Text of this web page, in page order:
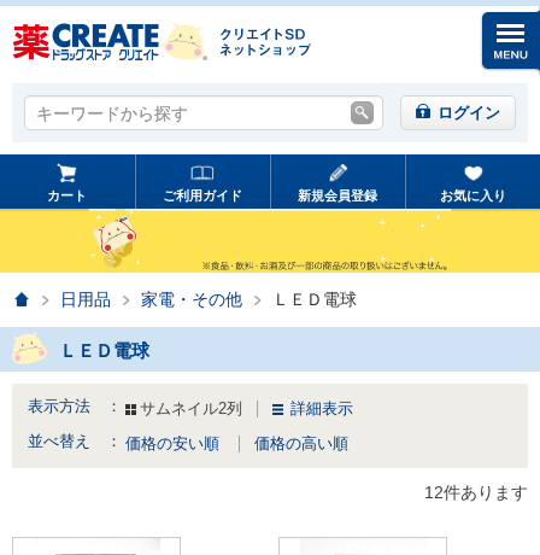
キーワードから探す
キーワードから探す ログイン
カート ご利用ガイド 新規会員登録 お気に入り
ホーム日用品 家電・その他 ＬＥＤ電球
ＬＥＤ電球
表示方法 ： サムネイル2列
詳細表示
並べ替え ： 価格の安い順 価格の高い順
12件あります